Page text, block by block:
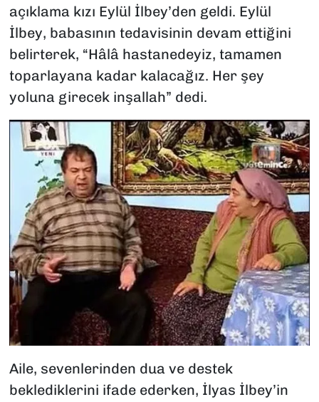
açıklama kızı Eylül İlbey’den geldi. Eylül
İlbey, babasının tedavisinin devam ettiğini
belirterek, “Hâlâ hastanedeyiz, tamamen
toparlayana kadar kalacağız. Her şey
yoluna girecek inşallah” dedi.
Aile, sevenlerinden dua ve destek
beklediklerini ifade ederken, İlyas İlbey’in